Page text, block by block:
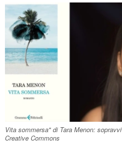
Vita sommersa" di Tara Menon:
Creative Commons